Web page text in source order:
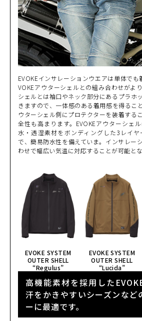
EVOKEインサレーションウエアは単体で
VOKEアウターシェルとの組み合わせがよ
シェルとは袖口やネック部分にあるプラホ
きますので、一体感のある着用感を得るこ
ウターシェル側にプロテクターを装着する
全性も高まります。EVOKEアウターシェ
水・透湿素材をボンディングした3レイ
で、簡易防水性を備えていま。インサレー
わせで幅広い気温に対応することが可能とな
EVOKE SYSTEM
OUTER SHELL
“Regulus”
EVOKE SYSTEM
OUTER SHELL
“Lucida”
高機能素材を採用した
汗をかきやすいシーズンなど
ーに最適です。